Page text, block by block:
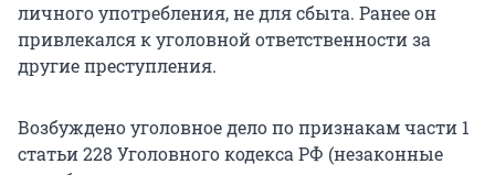
личного употребления, не для сбыта. Ранее он
привлекался к уголовной ответственности за
другие преступления.
Возбуждено уголовное дело по признакам части 1
статьи 228 Уголовного кодекса РФ (незаконные